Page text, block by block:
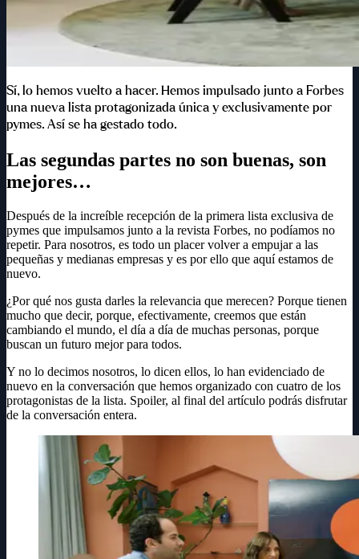
Sí, lo hemos vuelto a hacer. Hemos impulsado junto a Forbes
una nueva lista protagonizada única y exclusivamente por
pymes. Así se ha gestado todo.
Las segundas partes no son buenas, son
mejores…
Después de la increíble recepción de la primera lista exclusiva de
pymes que impulsamos junto a la revista Forbes, no podíamos no
repetir. Para nosotros, es todo un placer volver a empujar a las
pequeñas y medianas empresas y es por ello que aquí estamos de
nuevo.
¿Por qué nos gusta darles la relevancia que merecen? Porque tienen
mucho que decir, porque, efectivamente, creemos que están
cambiando el mundo, el día a día de muchas personas, porque
buscan un futuro mejor para todos.
Y no lo decimos nosotros, lo dicen ellos, lo han evidenciado de
nuevo en la conversación que hemos organizado con cuatro de los
protagonistas de la lista. Spoiler, al final del artículo podrás disfrutar
de la conversación entera.